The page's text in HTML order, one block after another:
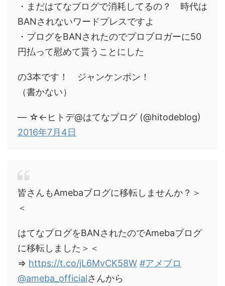
・まだはてなブログで消耗してるの？ 時代は
BANされないワードプレスですよ
・ブログをBANされたのでプロブロガーに50
円払って慰めて貰うことにした
の3本です！ ジャンケンポン！
（書かない）
— ☆←ヒトデ@はてなブログ (@hitodeblog)
2016年7月4日
皆さんもAmebaブログに移転しませんか？＞
＜
はてなブログをBANされたのでAmebaブログ
に移転しました＞＜
⇒ https://t.co/jL6MvCK58W #アメブロ
@ameba_officialさんから